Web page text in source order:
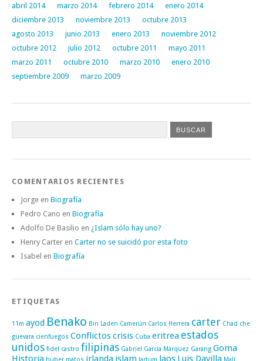
abril 2014
marzo 2014 febrero 2014
enero 2014
diciembre 2013
noviembre 2013
octubre 2013
agosto 2013
junio 2013 enero 2013
noviembre 2012
octubre 2012
julio 2012 octubre 2011
mayo 2011
marzo 2011
octubre 2010 marzo 2010
enero 2010
septiembre 2009
marzo 2009
COMENTARIOS RECIENTES
Jorge en Biografía
Pedro Cano en Biografía
Adolfo De Basilio en ¿Islam sólo hay uno?
Henry Carter en Carter no se suicidó por esta foto
Isabel en Biografía
ETIQUETAS
11m ayod Benako Bin Laden Camerún Carlos Herrera carter Chad che
guevara cienfuegos Conflictoscrisis Cuba eritrea estados
unidos fidel castro filipinas Gabriel García Márquez Garang Goma
Historia huber matos irlanda islam Jartum laos Luis Davilla Malí